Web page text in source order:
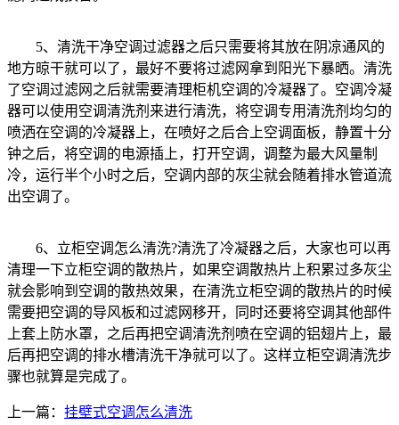
5、清洗干净空调过滤器之后只需要将其放在阴凉通风的
地方晾干就可以了，最好不要将过滤网拿到阳光下暴晒。清洗
了空调过滤网之后就需要清理柜机空调的冷凝器了。空调冷凝
器可以使用空调清洗剂来进行清洗，将空调专用清洗剂均匀的
喷洒在空调的冷凝器上，在喷好之后合上空调面板，静置十分
钟之后，将空调的电源插上，打开空调，调整为最大风量制
冷，运行半个小时之后，空调内部的灰尘就会随着排水管道流
出空调了。
6、立柜空调怎么清洗?清洗了冷凝器之后，大家也可以再
清理一下立柜空调的散热片，如果空调散热片上积累过多灰尘
就会影响到空调的散热效果，在清洗立柜空调的散热片的时候
需要把空调的导风板和过滤网移开，同时还要将空调其他部件
上套上防水罩，之后再把空调清洗剂喷在空调的铝翅片上，最
后再把空调的排水槽清洗干净就可以了。这样立柜空调清洗步
骤也就算是完成了。
上一篇： 挂壁式空调怎么清洗